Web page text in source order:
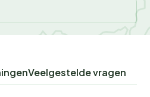
Veelgestelde vragen